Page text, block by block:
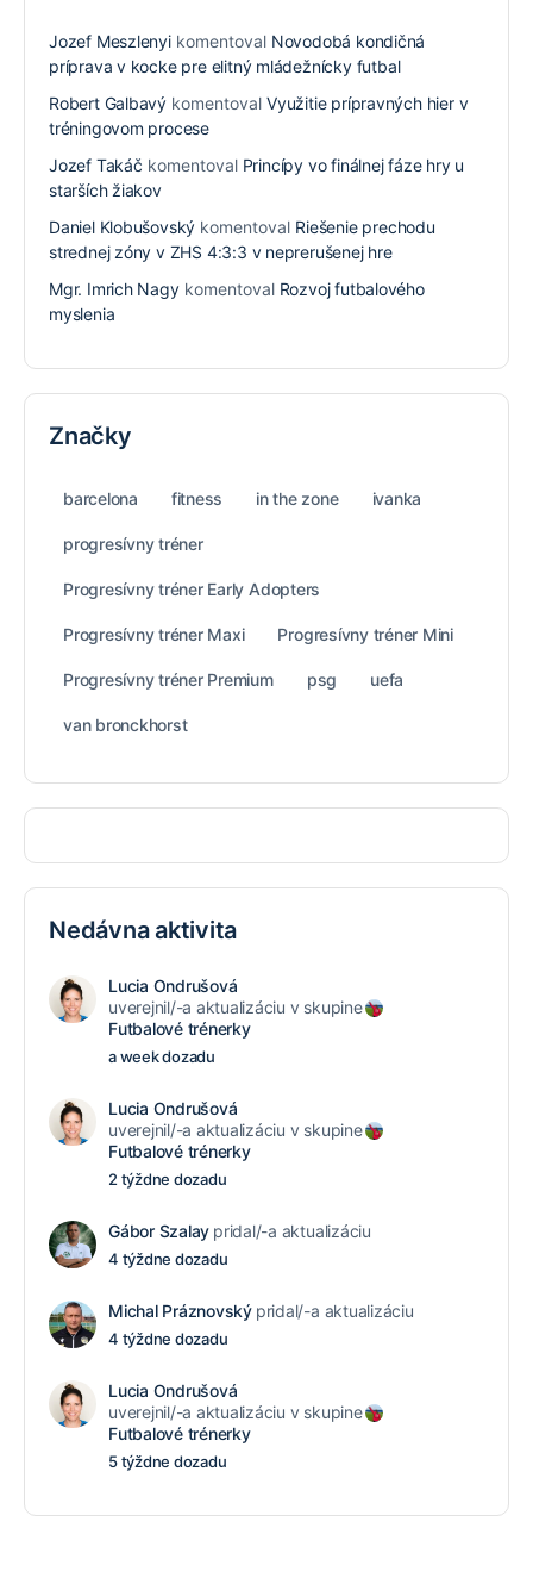
Jozef Meszlenyikomentoval Novodobá kondičná
príprava v kocke pre elitný mládežnícky futbal
Robert Galbavý komentovalVyužitie prípravných hier v
tréningovom procese
Jozef Takáč komentoval Princípy vo finálnej fáze hry u
starších žiakov
Daniel Klobušovský komentoval Riešenie prechodu
strednej zóny v ZHS 4:3:3 v neprerušenej hre
Mgr. Imrich Nagykomentoval Rozvoj futbalového
myslenia
Značky
barcelona fitness in the zone ivanka
progresívny tréner
Progresívny tréner Early Adopters
Progresívny tréner Maxi Progresívny tréner Mini
Progresívny tréner Premium psg uefa
van bronckhorst
Nedávna aktivita
Lucia Ondrušová
uverejnil/-a aktualizáciu v skupine
Futbalové trénerky
a week dozadu
Lucia Ondrušová
uverejnil/-a aktualizáciu v skupine
Futbalové trénerky
2 týždne dozadu
Gábor Szalay pridal/-a aktualizáciu
4 týždne dozadu
Michal Práznovský pridal/-a aktualizáciu
4 týždne dozadu
Lucia Ondrušová
uverejnil/-a aktualizáciu v skupine
Futbalové trénerky
5 týždne dozadu